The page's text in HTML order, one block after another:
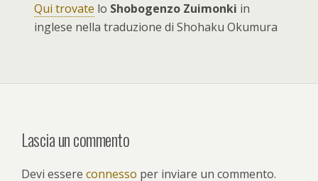
Qui trovate lo Shobogenzo Zuimonki in
inglese nella traduzione di Shohaku Okumura
Lascia un commento
Devi essere connesso per inviare un commento.